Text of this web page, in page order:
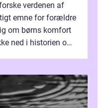
verdenen af
emne for forældre
om børns komfort
ned i historien om,